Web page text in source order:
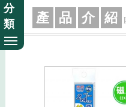
分
類
產 品 介 紹